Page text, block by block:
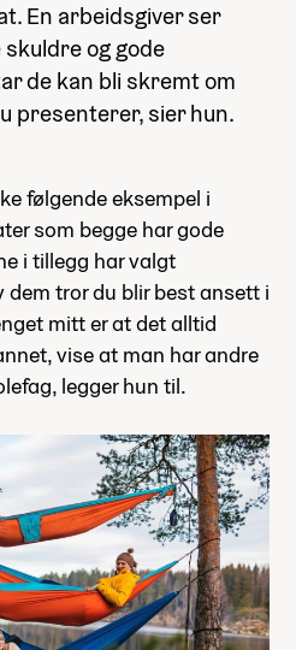
En arbeidsgiver ser
og gode
de kan bli skremt om
presenterer, sier hun.
følgende eksempel i
som begge har gode
i tillegg har valgt
dem tror du blir best ansett i
mitt er at det alltid
vise at man har andre
legger hun til.